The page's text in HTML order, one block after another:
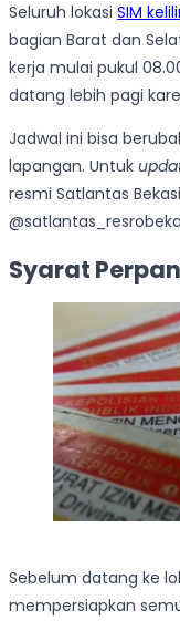
Seluruh lokasi SIM
bagian Barat dan
kerja mulai pukul
datang lebih pagi
Jadwal ini bisa
lapangan. Untuk
resmi Satlantas
Syarat
Sebelum datang ke
mempersiapkan